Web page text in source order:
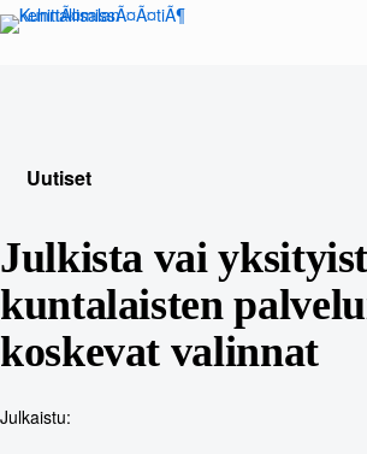
Siirry
sisältöön
Uutiset
Julkista vai
kuntalaisten
koskevat valinnat
Julkaistu: